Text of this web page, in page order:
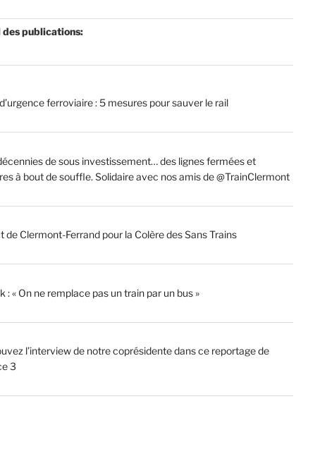
des publications:
ferroviaire : 5 mesures pour sauver le rail
de sous investissement… des lignes fermées et
à bout de souffle. Solidaire avec nos amis de @TrainClermont
de Clermont-Ferrand pour la Colère des Sans Trains
: « On ne remplace pas un train par un bus »
l’interview de notre coprésidente dans ce reportage de
3